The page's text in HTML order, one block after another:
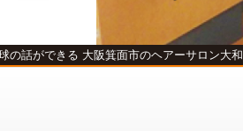
の話ができる 大阪箕面市のヘアーサロン大和